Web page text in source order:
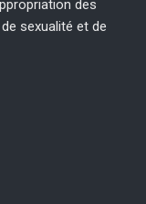
des
sexualité et de